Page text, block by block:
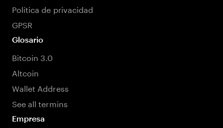
Política de privacidad
GPSR
Glosario
Bitcoin 3.0
Altcoin
Wallet Address
See all termins
Empresa